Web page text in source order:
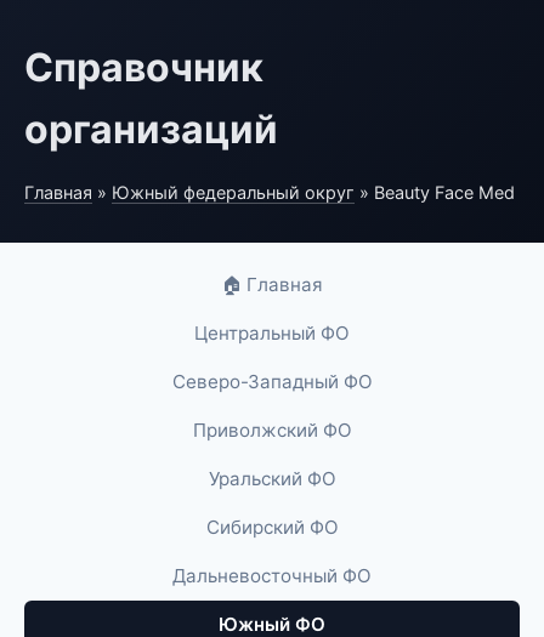
Справочник
организаций
Главная » Южный федеральный округ » Beauty Face Med
🏠 Главная
Центральный ФО
Северо-Западный ФО
Приволжский ФО
Уральский ФО
Сибирский ФО
Дальневосточный ФО
Южный ФО